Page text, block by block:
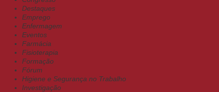
Destaques
Emprego
Enfermagem
Eventos
Farmácia
Fisioterapia
Formação
Fórum
Higiene e Segurança no Trabalho
Investigação